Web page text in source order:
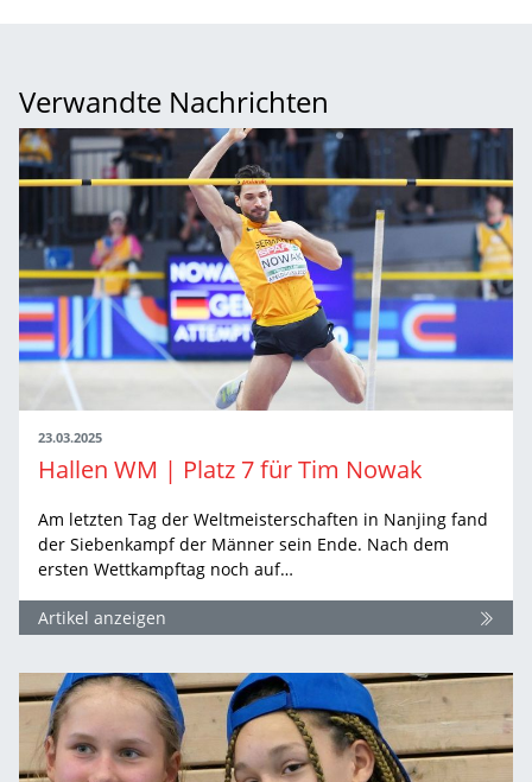
Verwandte Nachrichten
23.03.2025
Hallen WM | Platz 7 für Tim Nowak
Am letzten Tag der Weltmeisterschaften in Nanjing fand
der Siebenkampf der Männer sein Ende. Nach dem
ersten Wettkampftag noch auf…
Artikel anzeigen